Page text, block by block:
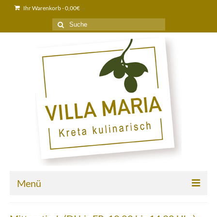
Ihr Warenkorb-0,00€
Suche
nach:
Menü